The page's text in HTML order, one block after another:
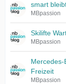
smart
MBpassion
Skilifte
MBpassion
Mercedes-
Freizeit
MBpassion